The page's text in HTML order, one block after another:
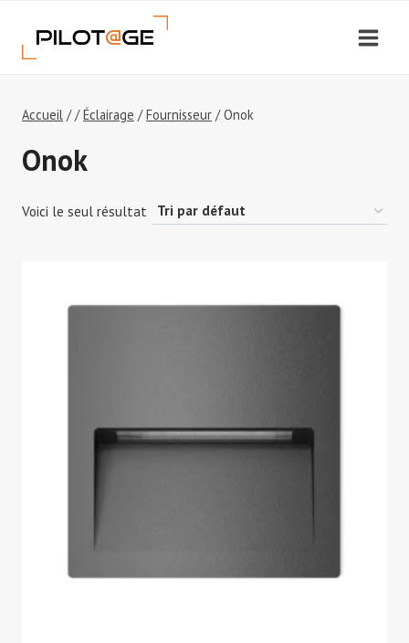
contenu
Accueil / / Éclairage / Fournisseur / Onok
Onok
Voici le seul résultat